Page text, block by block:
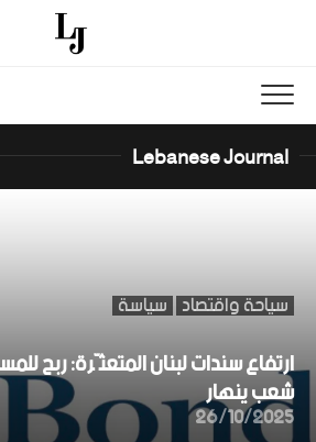
Lebanese Journal
سياحة واقتصاد سياسة
ارتفاع سندات لبنان المتعثّرة: ربح
شعب ينهار
26/10/2025